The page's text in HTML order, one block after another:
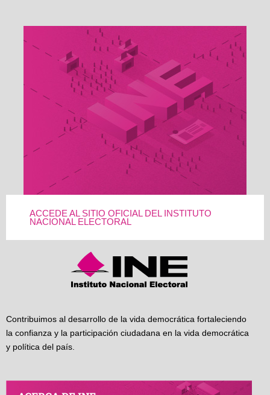
ACCEDE AL SITIO OFICIAL DEL INSTITUTO
NACIONAL ELECTORAL
Contribuimos al desarrollo de la vida democrática fortaleciendo
la confianza y la participación ciudadana en la vida democrática
y política del país.